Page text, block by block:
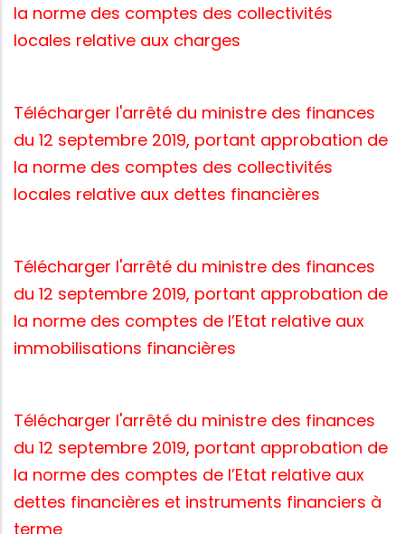
la norme des comptes des collectivités
locales relative aux charges
Télécharger l'arrêté du ministre des finances
du 12 septembre 2019, portant approbation de
la norme des comptes des collectivités
locales relative aux dettes financières
Télécharger l'arrêté du ministre des finances
du 12 septembre 2019, portant approbation de
la norme des comptes de l’Etat relative aux
immobilisations financières
Télécharger l'arrêté du ministre des finances
du 12 septembre 2019, portant approbation de
la norme des comptes de l’Etat relative aux
dettes financières et instruments financiers à
terme